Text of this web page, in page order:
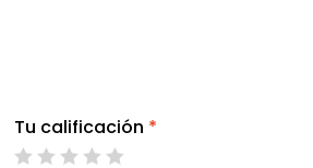
Tu calificación *